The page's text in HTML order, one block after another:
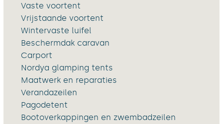
Vaste voortent
Vrijstaande voortent
Wintervaste luifel
Beschermdak caravan
Carport
Nordya glamping tents
Maatwerk en reparaties
Verandazeilen
Pagodetent
Bootoverkappingen en zwembadzeilen